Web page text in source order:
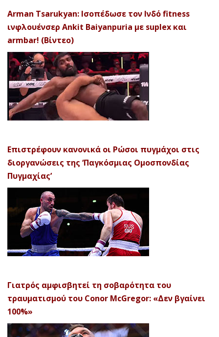
Arman Tsarukyan: Ισοπέδωσε τον Ινδό fitness
ινφλουένσερ Ankit Baiyanpuria με suplex και
armbar! (Βίντεο)
Επιστρέφουν κανονικά οι Ρώσοι πυγμάχοι στις
διοργανώσεις της ‘Παγκόσμιας Ομοσπονδίας
Πυγμαχίας’
Γιατρός αμφισβητεί τη σοβαρότητα του
τραυματισμού του Conor McGregor: «Δεν βγαίνει
100%»